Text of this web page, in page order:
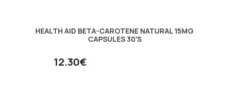
HEALTH AID BETA-CAROTENE NATURAL 15MG
CAPSULES 30'S
12.30€